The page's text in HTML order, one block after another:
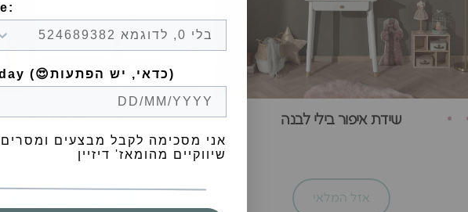
שידת איפור בילי לבנה
אזל המלאי
ארון 3 דלתות בילי
₪4,875
Birthday (😍כדאי, יש הפתעות)
הסכמה לקבל
אני מסכימה לקבל מבצעים ומסרים
שיווקיים מהומאז' דיזיין